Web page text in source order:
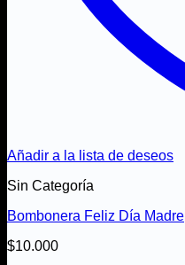
Añadir a la lista de deseos
Sin Categoría
Bombonera Feliz Día Madre
$10.000